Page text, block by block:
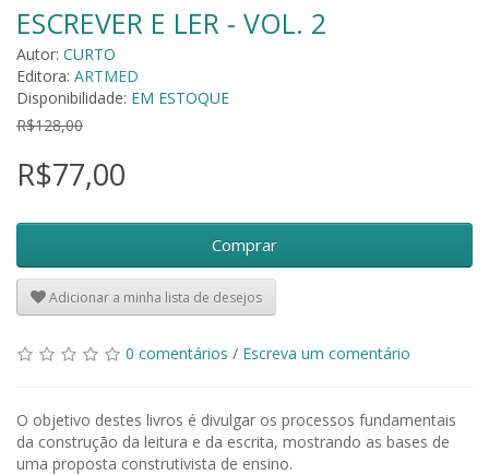
ESCREVER E LER - VOL. 2
Autor: CURTO
Editora: ARTMED
Disponibilidade: EM ESTOQUE
R$128,00
R$77,00
Comprar
Adicionar a minha lista de desejos
0 comentários / Escreva um comentário
O objetivo destes livros é divulgar os processos fundamentais
da construção da leitura e da escrita, mostrando as bases de
uma proposta construtivista de ensino.